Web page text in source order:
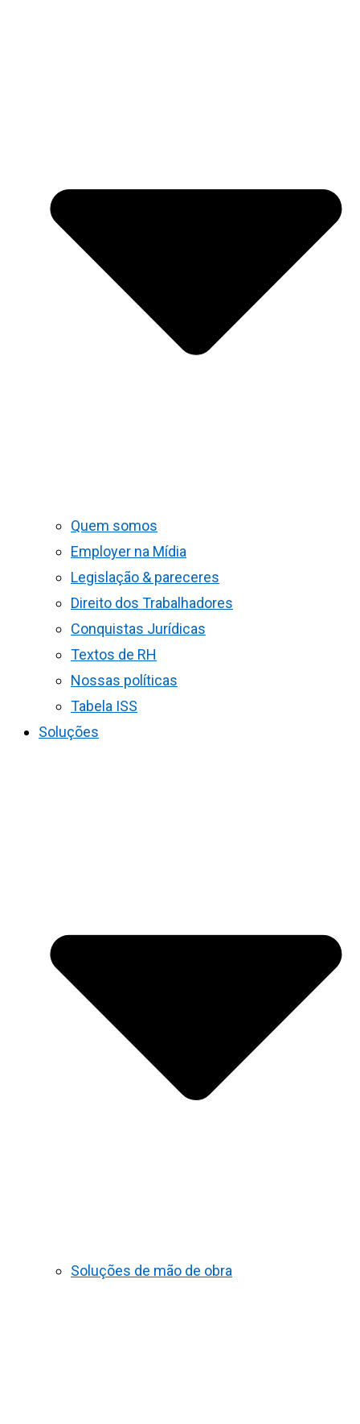
Quem somos
Employer na Mídia
Legislação & pareceres
Direito dos Trabalhadores
Conquistas Jurídicas
Textos de RH
Nossas políticas
Tabela ISS
Soluções
Soluções de mão de obra